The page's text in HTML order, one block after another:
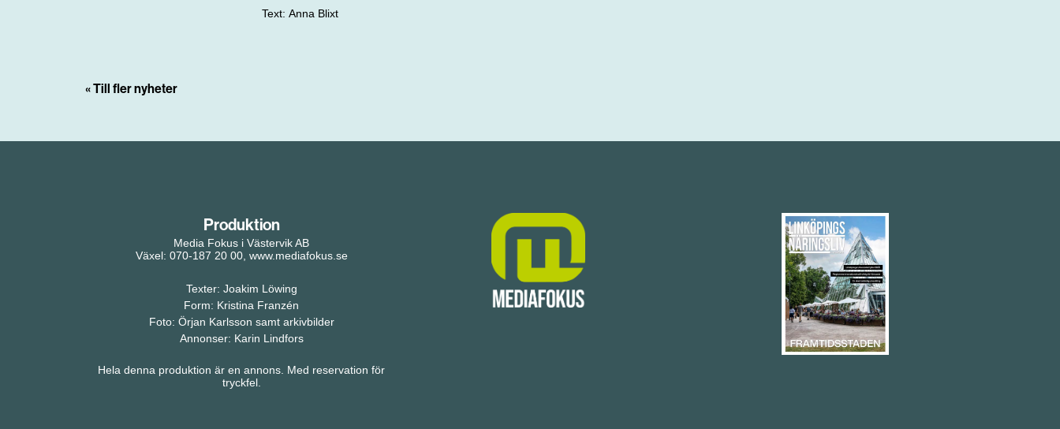
Text: Anna Blixt
« Till fler nyheter
Produktion
Media Fokus i Västervik AB
Växel: 070-187 20 00, www.mediafokus.se
Texter: Joakim Löwing
Form: Kristina Franzén
Foto: Örjan Karlsson samt arkivbilder
Annonser: Karin Lindfors
Hela denna produktion är en annons. Med reservation för
tryckfel.